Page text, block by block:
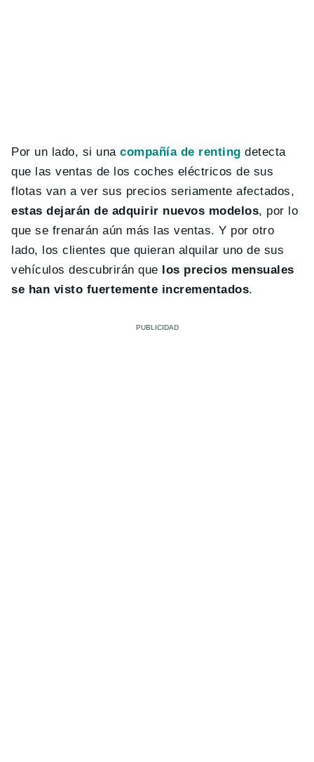
Por un lado, si unacompañía de renting detecta
que las ventas de los coches eléctricos de sus
flotas van a ver sus precios seriamente afectados,
estas dejarán de adquirir nuevos modelos, por lo
que se frenarán aún más las ventas. Y por otro
lado, los clientes que quieran alquilar uno de sus
vehículos descubrirán que
los precios mensuales
se han visto fuertemente incrementados.